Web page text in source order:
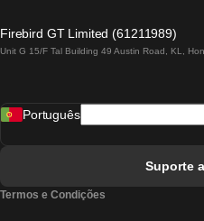
Comboios De
Firebird GT Limited (61211989)
Unit G 15/F Tal Building 49 Austin Road, KL,
Português
Suporte
Termos e Condições